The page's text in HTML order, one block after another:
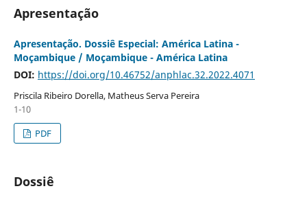
Apresentação
Apresentação. Dossiê Especial: América Latina -
Moçambique / Moçambique - América Latina
DOI: https://doi.org/10.46752/anphlac.32.2022.4071
Priscila Ribeiro Dorella, Matheus Serva Pereira
1-10
PDF
Dossiê